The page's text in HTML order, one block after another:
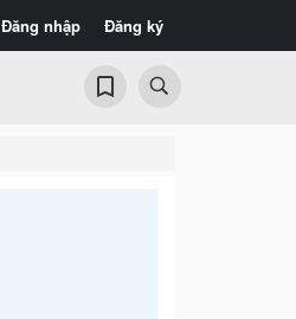
Đăng nhập Đăng ký